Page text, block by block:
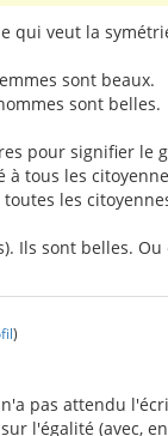
qui veut la
sont beaux.
sont belles.
pour signifier le
à tous les
les
Ils sont belles.
)
pas attendu
l'égalité (avec,